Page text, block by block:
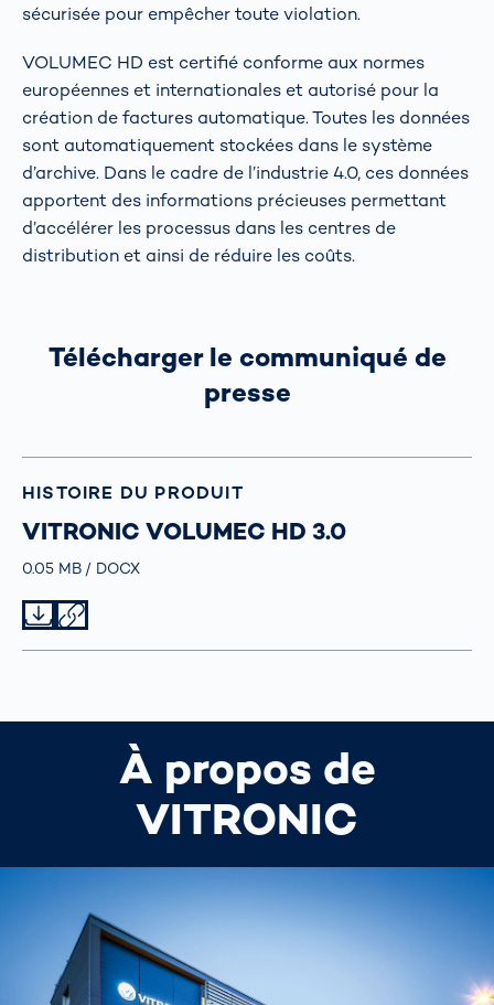
sécurisée pour empêcher toute violation.
VOLUMEC HD est certifié conforme aux normes
européennes et internationales et autorisé pour la
création de factures automatique. Toutes les données
sont automatiquement stockées dans le système
d’archive. Dans le cadre de l’industrie 4.0, ces données
apportent des informations précieuses permettant
d’accélérer les processus dans les centres de
distribution et ainsi de réduire les coûts.
Télécharger le communiqué de
presse
HISTOIRE DU PRODUIT
VITRONIC VOLUMEC HD 3.0
Größe
0.05 MB TypDOCX
À propos de
VITRONIC